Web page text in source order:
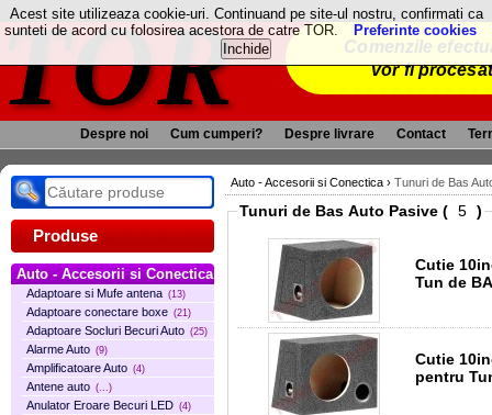
TOR
Comenzile
vor fi
Despre noi Cum cumperi? Despre livrare Contact
Produse
Auto - Accesorii si Conectica
Adaptoare si Mufe antena (13)
Adaptoare conectare boxe (21)
Adaptoare Socluri Becuri Auto (25)
Alarme Auto (9)
Amplificatoare Auto (4)
Antene auto (...)
Anulator Eroare Becuri LED (4)
Auto - Accesorii si Conectica › Tunuri de Bas
Tunuri de Bas Auto Pasive ( )
Cutie
Tun de
Cutie
pentru
Acest site utilizeaza cookie-uri. Continuand pe site-ul nostru, confirmati ca
sunteti de acord cu folosirea acestora de catre TOR.
Preferinte cookies